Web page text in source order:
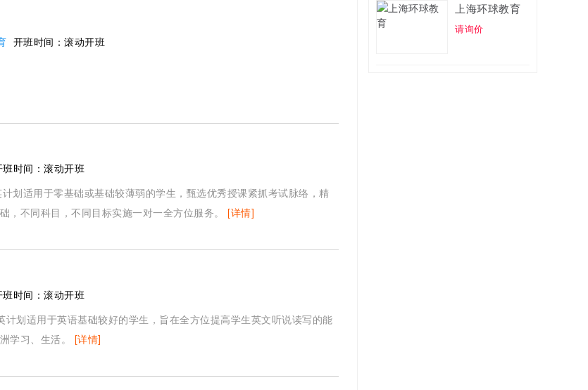
开班时间： 滚动开班
时间： 滚动开班
划适用于零基础或基础较薄弱的学生，甄选优秀授课紧抓考试脉络，精
，不同科目，不同目标实施一对一全方位服务。 [详情]
时间： 滚动开班
计划适用于英语基础较好的学生，旨在全方位提高学生英文听说读写的能
学习、生活。 [详情]
上海环球教育
请询价